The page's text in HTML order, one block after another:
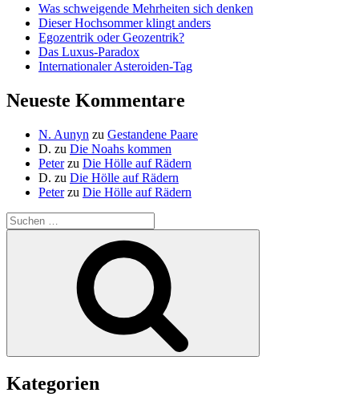
Was schweigende Mehrheiten sich denken
Dieser Hochsommer klingt anders
Egozentrik oder Geozentrik?
Das Luxus-Paradox
Internationaler Asteroiden-Tag
Neueste Kommentare
N. Aunyn zu Gestandene Paare
D. zu Die Noahs kommen
Peterzu Die Hölle auf Rädern
D. zu Die Hölle auf Rädern
Peterzu Die Hölle auf Rädern
Suche
nach:
Kategorien